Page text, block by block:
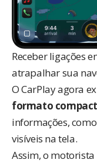
Receber ligações
atrapalhar sua
O CarPlay agora
formato
informações,
visíveis na tela.
Assim, o